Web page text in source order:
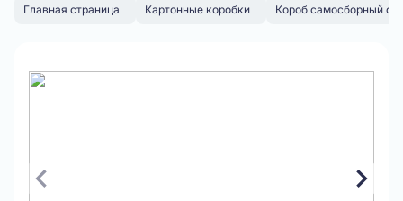
Главная страница Картонные коробки Короб самосборный с